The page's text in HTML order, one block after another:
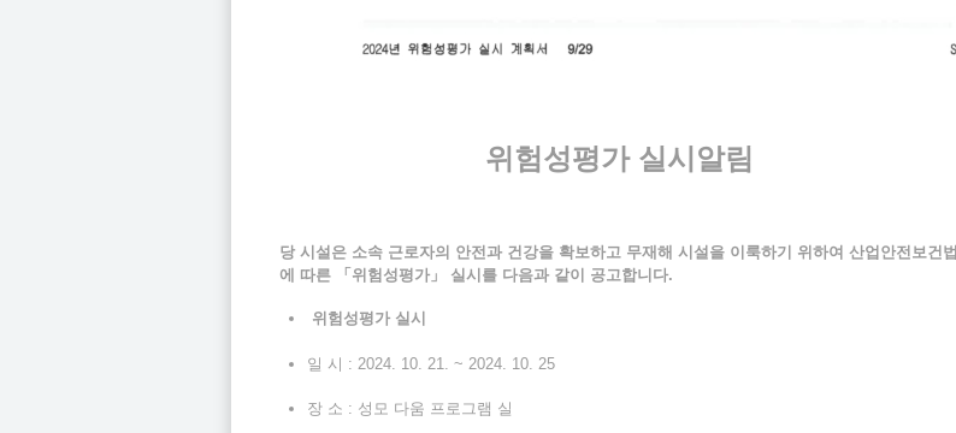
위험성평가 실시알림
당 시설은 소속 근로자의 안전과 건강을 확보하고 무재해 시설을 이룩하기 위하여 산업안전보건법
에 따른 「위험성평가」 실시를 다음과 같이 공고합니다.
위험성평가 실시
일 시 : 2024. 10. 21. ~ 2024. 10. 25
장 소 : 성모 다움 프로그램 실